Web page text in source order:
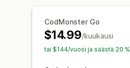
CodMonster Go
$14.99/kuukausi
tai $144/vuosi ja säästä 20 %